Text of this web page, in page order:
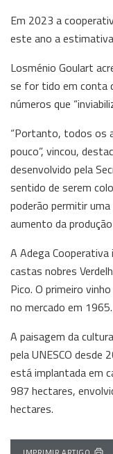
Em 2023 a
este ano a
Losménio Goulart
se for tido em conta
números que
“Portanto, todos os
pouco”, vincou,
desenvolvido pela
sentido de serem
poderão permitir
aumento da
A Adega
castas nobres
Pico. O primeiro
no mercado em 1965.
A paisagem da
pela UNESCO desde
está implantada em
987 hectares,
hectares.